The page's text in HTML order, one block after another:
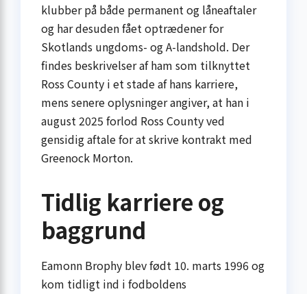
klubber på både permanent og låneaftaler
og har desuden fået optrædener for
Skotlands ungdoms- og A-landshold. Der
findes beskrivelser af ham som tilknyttet
Ross County i et stade af hans karriere,
mens senere oplysninger angiver, at han i
august 2025 forlod Ross County ved
gensidig aftale for at skrive kontrakt med
Greenock Morton.
Tidlig karriere og
baggrund
Eamonn Brophy blev født 10. marts 1996 og
kom tidligt ind i fodboldens